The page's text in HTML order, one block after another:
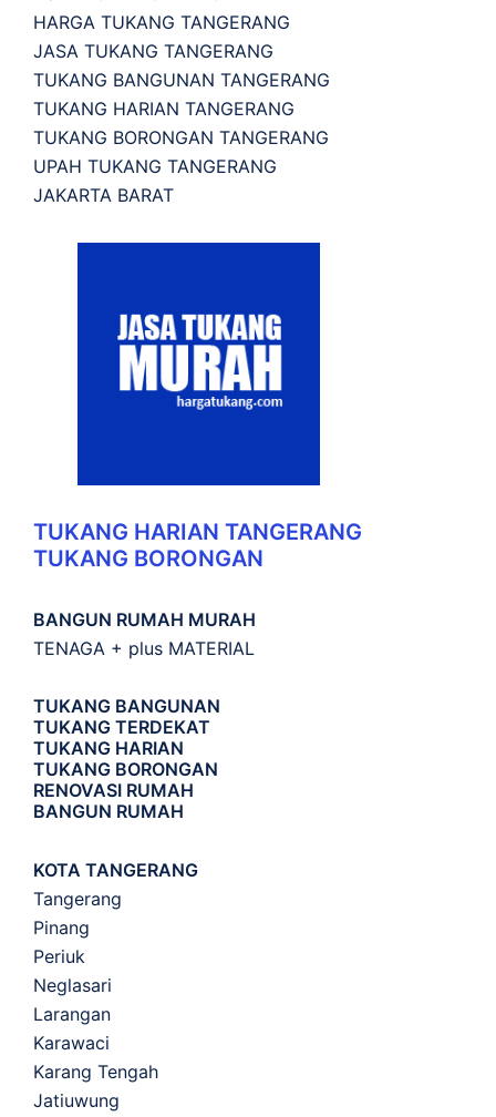
HARGA TUKANG TANGERANG
JASA TUKANG TANGERANG
TUKANG BANGUNAN TANGERANG
TUKANG HARIAN TANGERANG
TUKANG BORONGAN TANGERANG
UPAH TUKANG TANGERANG
JAKARTA BARAT
TUKANG HARIAN TANGERANG
TUKANG BORONGAN
BANGUN RUMAH MURAH
TENAGA + plus MATERIAL
TUKANG BANGUNAN
TUKANG TERDEKAT
TUKANG HARIAN
TUKANG BORONGAN
RENOVASI RUMAH
BANGUN RUMAH
KOTA TANGERANG
Tangerang
Pinang
Periuk
Neglasari
Larangan
Karawaci
Karang Tengah
Jatiuwung